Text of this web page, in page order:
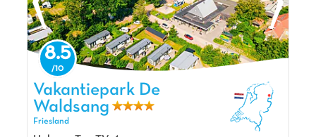
Vakantiepark De Waldsang, Vakantiepark Friesland
8.5
Vakantiepark De
Waldsang
Friesland